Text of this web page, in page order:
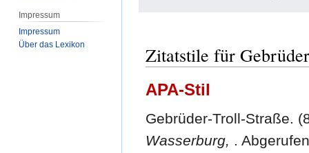
Zitatstile für
APA-Stil
Gebrüder-Troll-Straße.
Wasserburg, .
Impressum
Impressum
Über das Lexikon